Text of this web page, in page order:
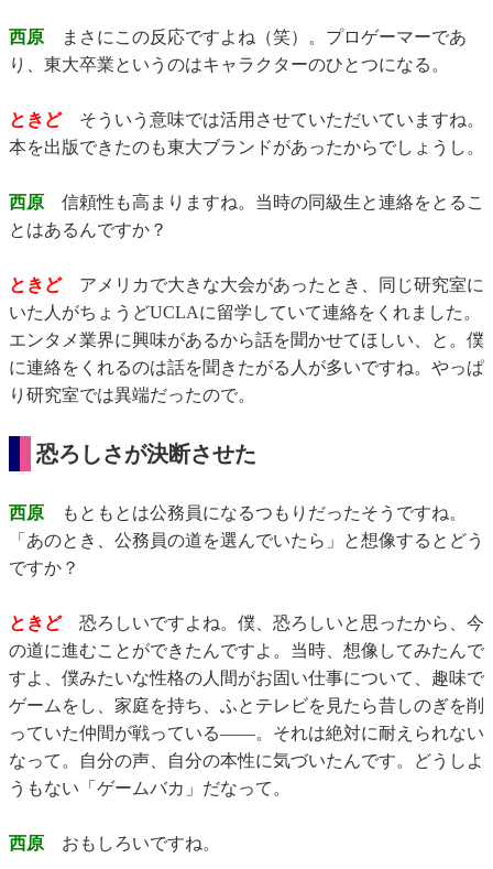
西原 まさにこの反応ですよね（笑）。プロゲーマーであ
り、東大卒業というのはキャラクターのひとつになる。
ときどそういう意味では活用させていただいていますね。
本を出版できたのも東大ブランドがあったからでしょうし。
西原 信頼性も高まりますね。当時の同級生と連絡をとるこ
とはあるんですか？
ときどアメリカで大きな大会があったとき、同じ研究室に
いた人がちょうどUCLAに留学していて連絡をくれました。
エンタメ業界に興味があるから話を聞かせてほしい、と。僕
に連絡をくれるのは話を聞きたがる人が多いですね。やっぱ
り研究室では異端だったので。
恐ろしさが決断させた
西原 もともとは公務員になるつもりだったそうですね。
「あのとき、公務員の道を選んでいたら」と想像するとどう
ですか？
ときど恐ろしいですよね。僕、恐ろしいと思ったから、今
の道に進むことができたんですよ。当時、想像してみたんで
すよ、僕みたいな性格の人間がお固い仕事について、趣味で
ゲームをし、家庭を持ち、ふとテレビを見たら昔しのぎを削
っていた仲間が戦っている――。それは絶対に耐えられない
なって。自分の声、自分の本性に気づいたんです。どうしよ
うもない「ゲームバカ」だなって。
西原 おもしろいですね。